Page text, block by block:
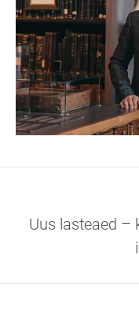
Uus lasteaed –